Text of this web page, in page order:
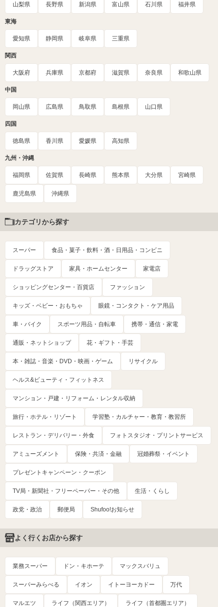
山梨県 長野県 新潟県 富山県 石川県 福井県
東海
愛知県 静岡県 岐阜県 三重県
関西
大阪府 兵庫県 京都府 滋賀県 奈良県 和歌山県
中国
岡山県 広島県 鳥取県 島根県 山口県
四国
徳島県 香川県 愛媛県 高知県
九州・沖縄
福岡県 佐賀県 長崎県 熊本県 大分県 宮崎県
鹿児島県 沖縄県
カテゴリから探す
スーパー 食品・菓子・飲料・酒・日用品・コンビニ
ドラッグストア 家具・ホームセンター 家電店
ショッピングセンター・百貨店 ファッション
キッズ・ベビー・おもちゃ 眼鏡・コンタクト・ケア用品
車・バイク スポーツ用品・自転車 携帯・通信・家電
通販・ネットショップ 花・ギフト・手芸
本・雑誌・音楽・DVD・映画・ゲーム リサイクル
ヘルス&ビューティ・フィットネス
マンション・戸建・リフォーム・レンタル収納
旅行・ホテル・リゾート 学習塾・カルチャー・教育・教習所
レストラン・デリバリー・外食 フォトスタジオ・プリントサービス
アミューズメント 保険・共済・金融 冠婚葬祭・イベント
プレゼントキャンペーン・クーポン
TV局・新聞社・フリーペーパー・その他 生活・くらし
政党・政治 郵便局 Shufoo!お知らせ
よく行くお店から探す
業務スーパー ドン・キホーテ マックスバリュ
スーパーみらべる イオン イトーヨーカドー 万代
マルエツ ライフ（関西エリア） ライフ（首都圏エリア）